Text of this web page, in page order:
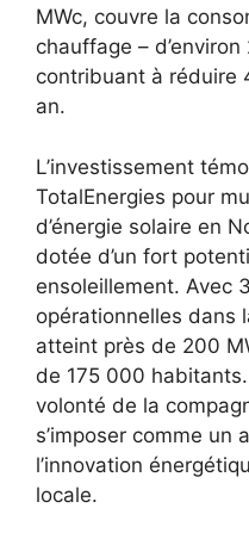
MWc, couvre la
chauffage –
contribuant à réduire
an.
L’investissement
TotalEnergies pour
d’énergie solaire en
dotée d’un fort
ensoleillement. Avec
opérationnelles dans
atteint près de 200
de 175 000
volonté de la
s’imposer comme un
l’innovation
locale.